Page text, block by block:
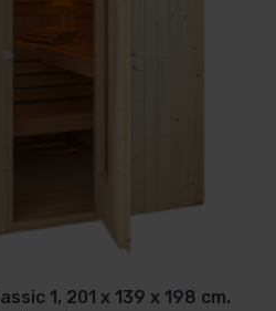
1, 201 x 139 x 198 cm.